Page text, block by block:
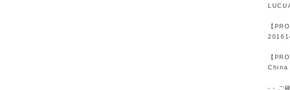
【
【
China
- - ご